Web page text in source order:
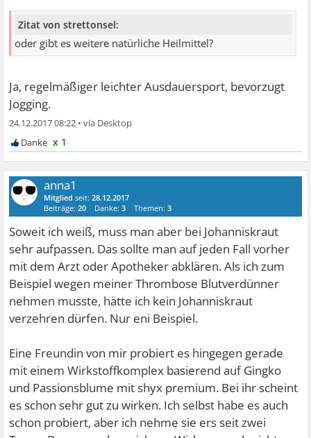
Zitat von strettonsel:
oder gibt es weitere natürliche Heilmittel?
Ja, regelmäßiger leichter Ausdauersport, bevorzugt
Jogging.
24.12.2017 08:22 •
x 1
anna1
Mitglied seit:28.12.2017
Beiträge:20 Danke:3 Themen:3
Soweit ich weiß, muss man aber bei Johanniskraut
sehr aufpassen. Das sollte man auf jeden Fall vorher
mit dem Arzt oder Apotheker abklären. Als ich zum
Beispiel wegen meiner Thrombose Blutverdünner
nehmen musste, hätte ich kein Johanniskraut
verzehren dürfen. Nur eni Beispiel.
Eine Freundin von mir probiert es hingegen gerade
mit einem Wirkstoffkomplex basierend auf Gingko
und Passionsblume mit shyx premium. Bei ihr scheint
es schon sehr gut zu wirken. Ich selbst habe es auch
schon probiert, aber ich nehme sie ers seit zwei